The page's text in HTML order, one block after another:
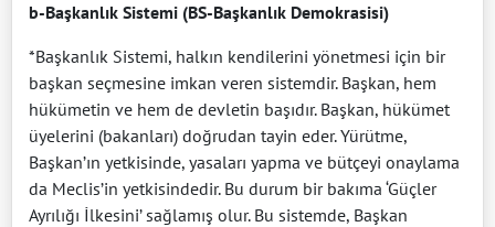
b-Başkanlık Sistemi (BS-Başkanlık Demokrasisi)
*Başkanlık Sistemi, halkın kendilerini yönetmesi için bir
başkan seçmesine imkan veren sistemdir. Başkan, hem
hükümetin ve hem de devletin başıdır. Başkan, hükümet
üyelerini (bakanları) doğrudan tayin eder. Yürütme,
Başkan’ın yetkisinde, yasaları yapma ve bütçeyi onaylama
da Meclis’in yetkisindedir. Bu durum bir bakıma ‘Güçler
Ayrılığı İlkesini’ sağlamış olur. Bu sistemde, Başkan